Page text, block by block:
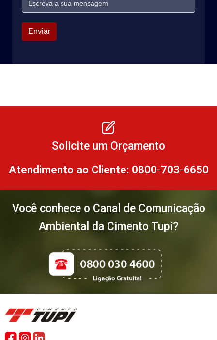
Enviar
Solicite um Orçamento
Atendimento ao Cliente: 0800-703-6650
Você conhece o Canal de Comunicação
Ambiental da Cimento Tupi?